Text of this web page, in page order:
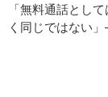
「無料通話とし
く同じではない